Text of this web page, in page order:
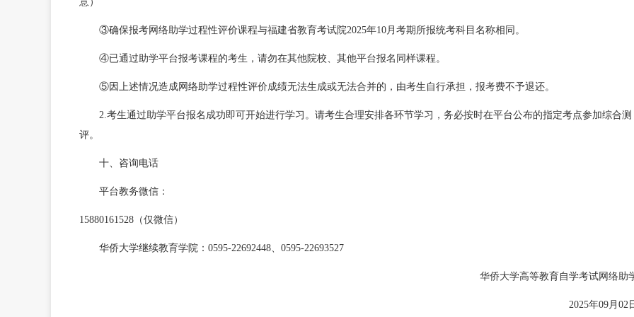
③确保报考网络助学过程性评价课程与福建省教育考试院2025年10月考期所报统考科目名称相同。
④已通过助学平台报考课程的考生，请勿在其他院校、其他平台报名同样课程。
⑤因上述情况造成网络助学过程性评价成绩无法生成或无法合并的，由考生自行承担，报考费不予退还。
2.考生通过助学平台报名成功即可开始进行学习。请考生合理安排各环节学习，务必按时在平台公布的指定考点参加综合测
评。
十、咨询电话
平台教务微信：
15880161528 （仅微信）
华侨大学继续教育学院：0595-22692448、0595-22693527
华侨大学高等教育自学考试网络助
2025年09月02